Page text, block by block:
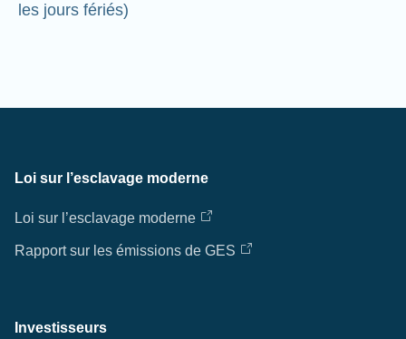
les jours fériés)
Loi sur l’esclavage moderne
Loi sur l’esclavage moderne
Rapport sur les émissions de GES
Investisseurs